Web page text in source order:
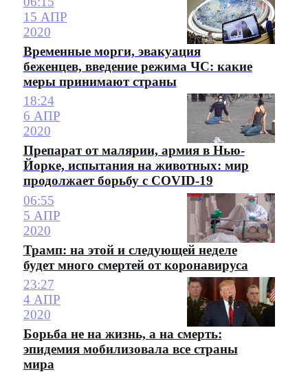
15 АПР
2020
Временные морги, эвакуация
беженцев, введение режима ЧС: какие
меры принимают страны
18:24
6 АПР
2020
Препарат от малярии, армия в Нью-
Йорке, испытания на животных: мир
продолжает борьбу с COVID-19
06:55
5 АПР
2020
Трамп: на этой и следующей неделе
будет много смертей от коронавируса
23:27
4 АПР
2020
Борьба не на жизнь, а на смерть:
эпидемия мобилизовала все страны
мира